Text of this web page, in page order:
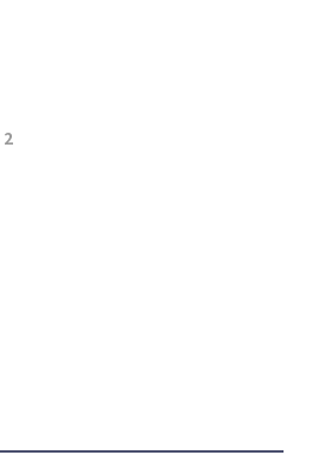
2